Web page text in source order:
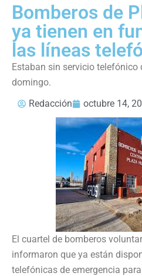
Bomberos de
ya tienen en
las líneas
Estaban sin servicio telefónico
domingo.
Redacción
octubre 14,
El cuartel de bomberos
informaron que ya están
telefónicas de emergencia